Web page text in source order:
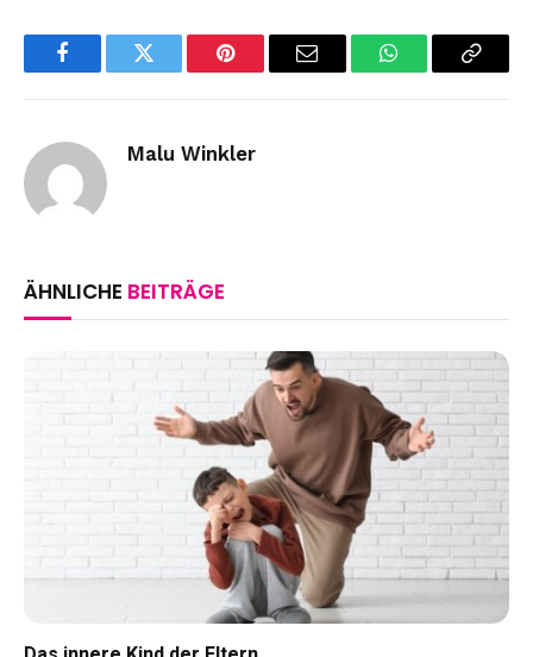
FacebookTwitter Pinterest Email WhatsAppCopy
Malu Winkler
ÄHNLICHE BEITRÄGE